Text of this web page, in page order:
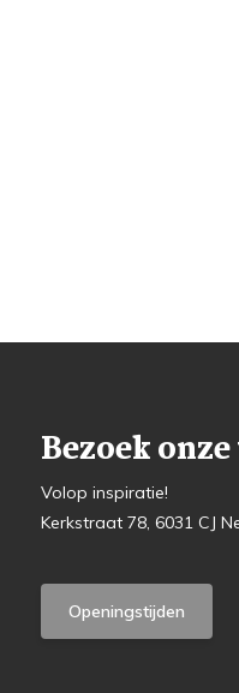
Bezoek
Volop inspiratie!
Kerkstraat 78, 6031 CJ
Openingstijden